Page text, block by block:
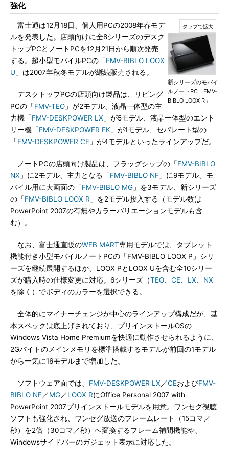
強化
新シリーズのモバイ
ルノートPC「FMV-
BIBLO LOOX R」
富士通は12月18日、個人用PCの2008年春モデ
ルを発表した。店頭向けに全8シリーズのデスク
トップPCとノートPCを12月21日から順次発売
する。超小型モバイルPCの「FMV-BIBLO LOOX
U 」は2007年秋冬モデルが継続販売される。
デスクトップPCの店頭向け製品は、リビング
PCの「FMV-TEO 」が2モデル、液晶一体型の主
力機「FMV-DESKPOWER LX 」が5モデル、液晶一体型のエント
リー機「FMV-DESKPOWER EK 」が1モデル、セパレート型の
「FMV-DESKPOWER CE 」が4モデルといったラインアップだ。
ノートPCの店頭向け製品は、フラッグシップの「FMV-BIBLO
NX 」に2モデル、主力となる「FMV-BIBLO NF 」に9モデル、モ
バイル用に大画面の「FMV-BIBLO MG 」を3モデル、新シリーズ
の「FMV-BIBLO LOOX R 」を2モデル投入する（モデル数は
PowerPoint 2007の有無やカラーバリエーションモデルも含
む）。
なお、富士通直販のWEB MART専用モデルでは、タブレット
機能付き小型モバイルノートPCの「FMV-BIBLO LOOX P」シリ
ーズを継続展開するほか、LOOX PとLOOX Uを含む全10シリー
ズが購入時の仕様変更に対応。6シリーズ（TEO CE LX
NX
を除く）でボディのカラーを選択できる。
全体的にマイナーチェンジが中心のラインアップ構成だが、基
本スペックは底上げされており、プリインストールOSの
Windows Vista Home Premiumを快適に動作させられるように、
2Gバイトのメインメモリを標準搭載するモデルが前回の1モデル
から一気に16モデルまで増加した。
ソフトウェア面では、 FMV-DESKPOWER LX ／CEおよびFMV-
BIBLO NF ／MG／LOOX RにOffice Personal 2007 with
PowerPoint 2007プリインストールモデルを用意。ワンセグ視聴
ソフトも強化され、ワンセグ放送のフレームレート（15コマ／
秒）を2倍（30コマ／秒）へ変換するフレーム補間機能や、
Windowsサイドバーのガジェット表示に対応した。